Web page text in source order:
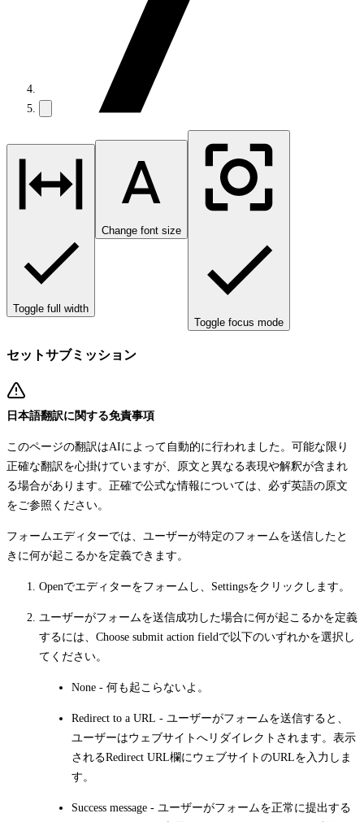
Toggle full width
Change font size
Toggle focus mode
セットサブミッション
日本語翻訳に関する免責事項
このページの翻訳はAIによって自動的に行われました。可能な限り
正確な翻訳を心掛けていますが、原文と異なる表現や解釈が含まれ
る場合があります。正確で公式な情報については、必ず英語の原文
をご参照ください。
フォームエディターでは、ユーザーが特定のフォームを送信したと
きに何が起こるかを定義できます。
Openでエディターをフォームし、 Settingsをクリックします。
ユーザーがフォームを送信成功した場合に何が起こるかを定義
するには、 Choose submit action field で以下のいずれかを選択し
てください。
None - 何も起こらないよ。
Redirect to a URL - ユーザーがフォームを送信すると、
ユーザーはウェブサイトへリダイレクトされます。表示
されるRedirect URL欄にウェブサイトのURLを入力しま
す。
Success message - ユーザーがフォームを正常に提出する